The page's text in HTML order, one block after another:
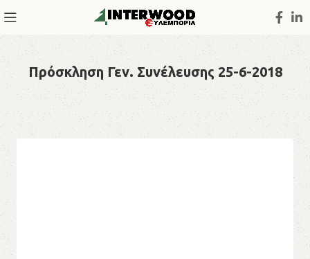
Πρόσκληση Γεν. Συνέλευσης 25-6-2018